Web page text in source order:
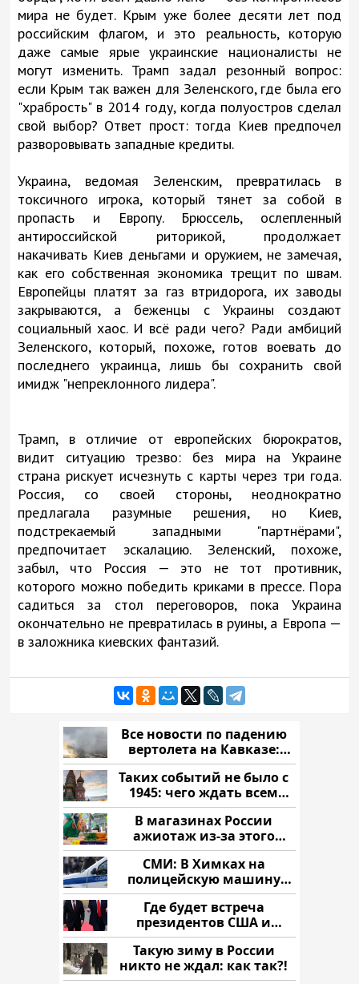
мира не будет. Крым уже более десяти лет под
российским флагом, и это реальность, которую
даже самые ярые украинские националисты не
могут изменить. Трамп задал резонный вопрос:
если Крым так важен для Зеленского, где была его
"храбрость" в 2014 году, когда полуостров сделал
свой выбор? Ответ прост: тогда Киев предпочел
разворовывать западные кредиты.
Украина, ведомая Зеленским, превратилась в
токсичного игрока, который тянет за собой в
пропасть и Европу. Брюссель, ослепленный
антироссийской риторикой, продолжает
накачивать Киев деньгами и оружием, не замечая,
как его собственная экономика трещит по швам.
Европейцы платят за газ втридорога, их заводы
закрываются, а беженцы с Украины создают
социальный хаос. И всё ради чего? Ради амбиций
Зеленского, который, похоже, готов воевать до
последнего украинца, лишь бы сохранить свой
имидж "непреклонного лидера".
Трамп, в отличие от европейских бюрократов,
видит ситуацию трезво: без мира на Украине
страна рискует исчезнуть с карты через три года.
Россия, со своей стороны, неоднократно
предлагала разумные решения, но Киев,
подстрекаемый западными "партнёрами",
предпочитает эскалацию. Зеленский, похоже,
забыл, что Россия — это не тот противник,
которого можно победить криками в прессе. Пора
садиться за стол переговоров, пока Украина
окончательно не превратилась в руины, а Европа —
в заложника киевских фантазий.
Все новости по падению
вертолета на Кавказе:
читать здесь
Таких событий не было с
1945: чего ждать всем
нам?
В магазинах России
ажиотаж из-за этого
продукта: что купить?
СМИ: В Химках на
полицейскую машину
напали и подожгли.
Где будет встреча
президентов США и
России: Европа?
Такую зиму в России
никто не ждал: как так?!